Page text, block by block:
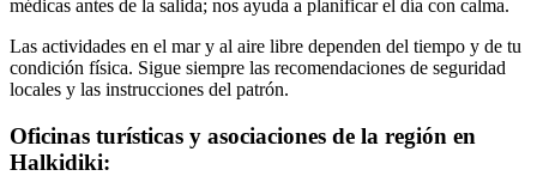
médicas antes de la salida; nos ayuda a planificar el día con calma.
Las actividades en el mar y al aire libre dependen del tiempo y de tu
condición física. Sigue siempre las recomendaciones de seguridad
locales y las instrucciones del patrón.
Oficinas turísticas y asociaciones de la región en
Halkidiki: